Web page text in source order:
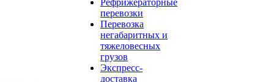
Рефрижераторные
перевозки
Перевозка
негабаритных и
тяжеловесных
грузов
Экспресс-
доставка